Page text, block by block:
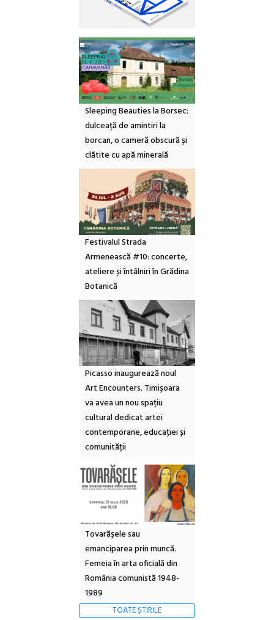
Sleeping Beauties la Borsec:
dulceață de amintiri la
borcan, o cameră obscură și
clătite cu apă minerală
Festivalul Strada
Armenească #10: concerte,
ateliere și întâlniri în Grădina
Botanică
Picasso inaugurează noul
Art Encounters. Timișoara
va avea un nou spațiu
cultural dedicat artei
contemporane, educației și
comunității
Tovarășele sau
emanciparea prin muncă.
Femeia în arta oficială din
România comunistă 1948-
1989
TOATE ȘTIRILE